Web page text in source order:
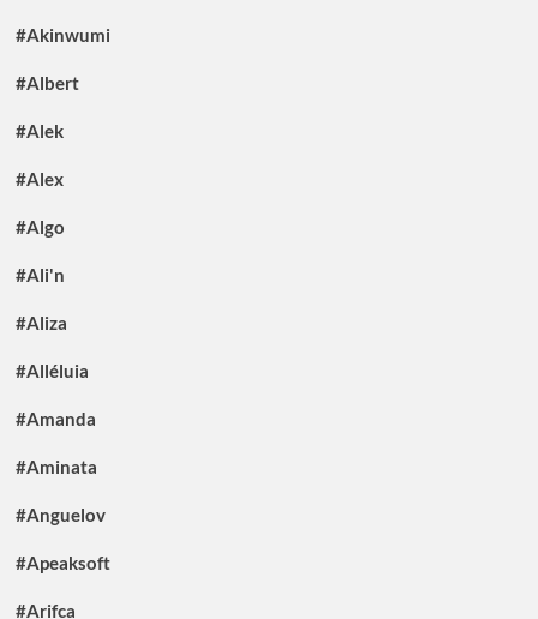
#Akinwumi
#Albert
#Alek
#Alex
#Algo
#Ali'n
#Aliza
#Alléluia
#Amanda
#Aminata
#Anguelov
#Apeaksoft
#Arifca